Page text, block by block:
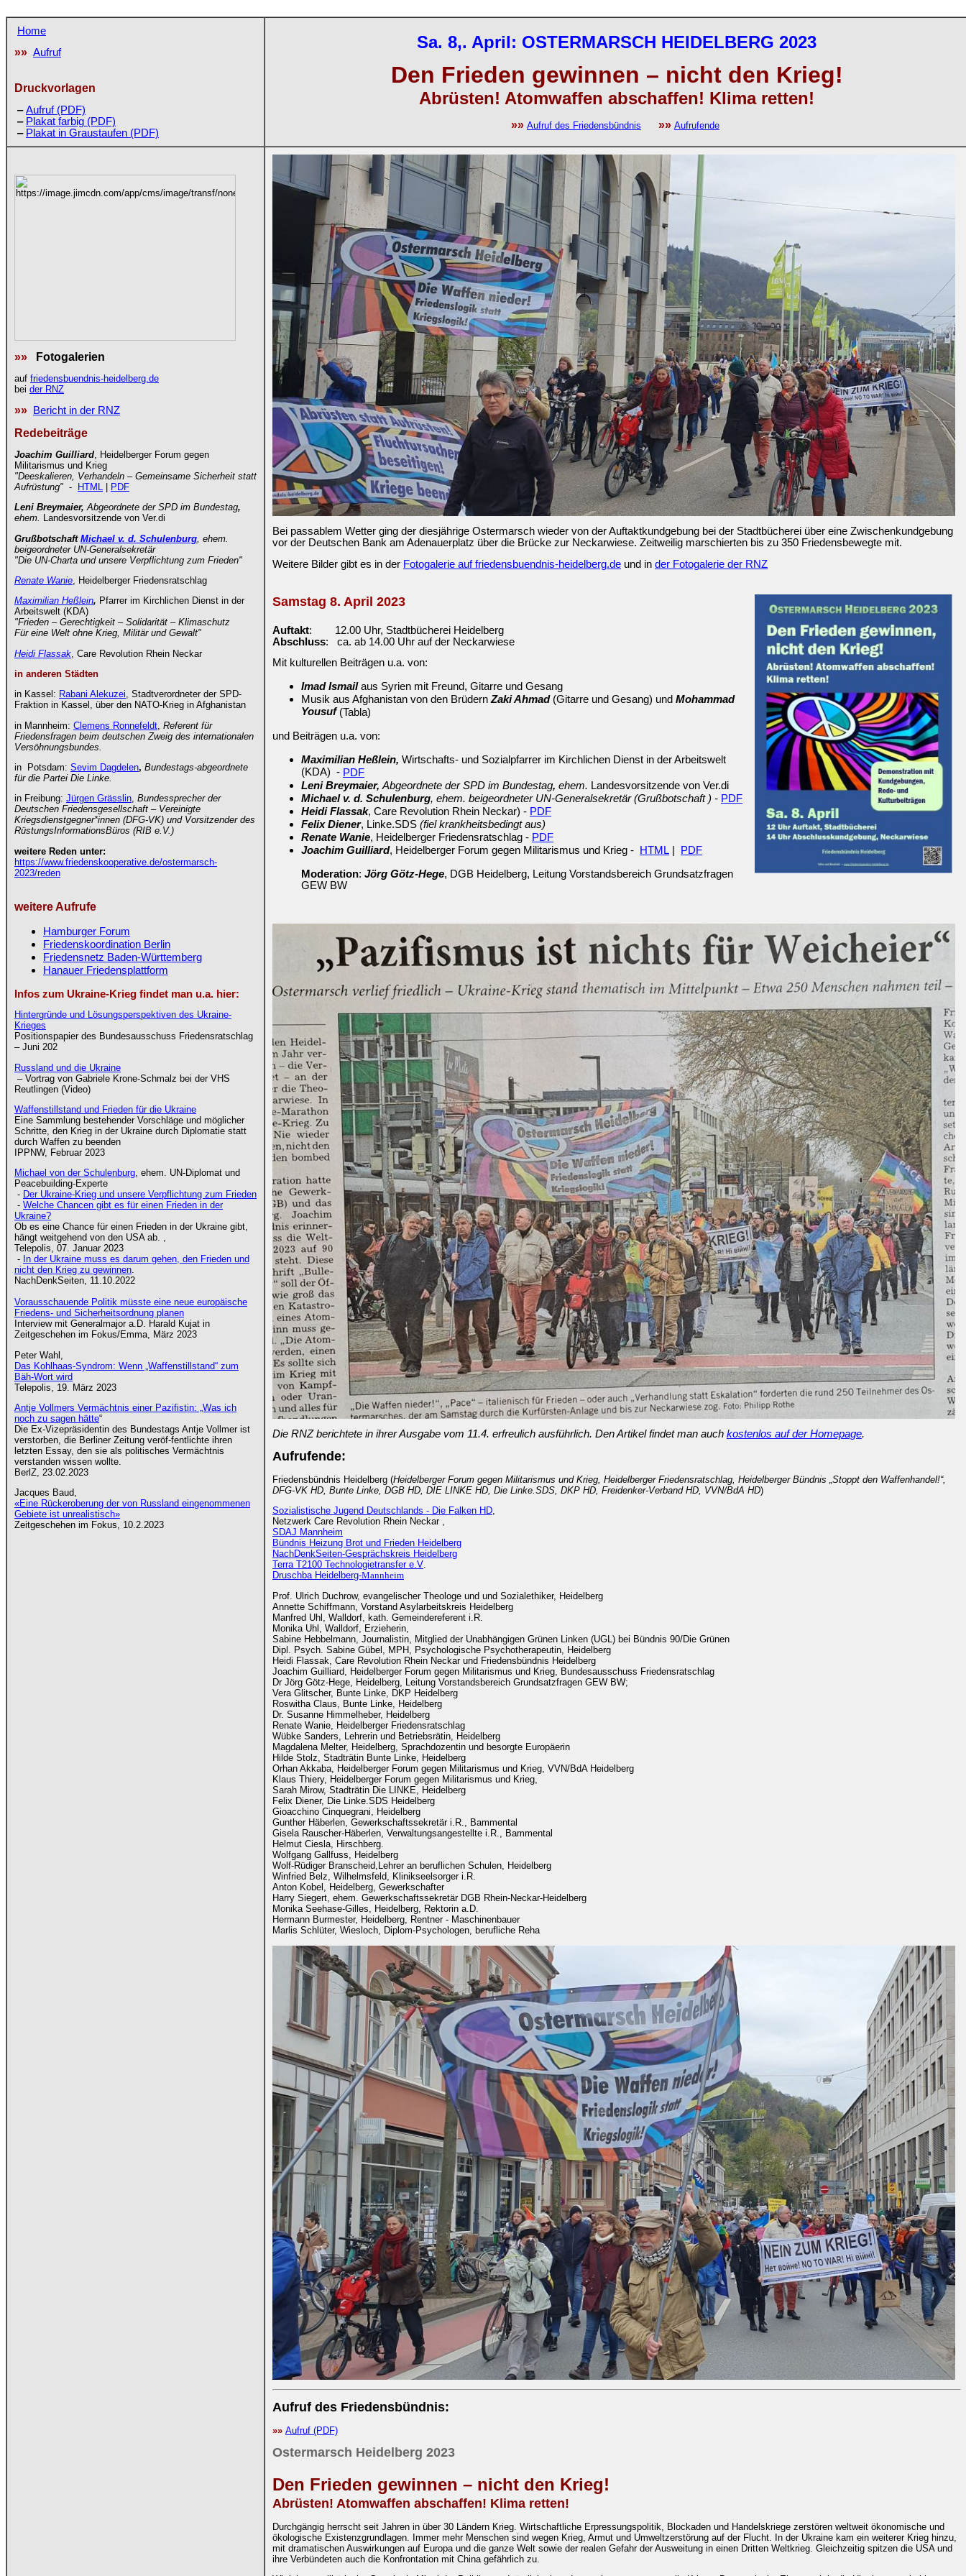
Home
»» Aufruf
Druckvorlagen
‒Aufruf (PDF)
‒ Plakat farbig (PDF)
‒ Plakat in Graustaufen (PDF)
Sa. 8,. April: OSTERMARSCH HEIDELBERG 2023
Den Frieden gewinnen – nicht den Krieg!
Abrüsten! Atomwaffen abschaffen! Klima retten!
»» Aufruf des Friedensbündnis »» Aufrufende
»» Fotogalerien
auf friedensbuendnis-heidelberg.de
bei der RNZ
»» Bericht in der RNZ
Redebeiträge
Joachim Guilliard , Heidelberger Forum gegen
Militarismus und Krieg
"Deeskalieren, Verhandeln ‒ Gemeinsame Sicherheit statt
Aufrüstung" - HTML
PDF
Leni Breymaier,Abgeordnete der SPD im Bundestag,
ehem. Landesvorsitzende von Ver.di
Grußbotschaft Michael v. d. Schulenburg , ehem.
beigeordneter UN-Generalsekretär
"Die UN-Charta und unsere Verpflichtung zum Frieden"
Renate Wanie , Heidelberger Friedensratschlag
Maximilian Heßlein, Pfarrer im Kirchlichen Dienst in der
Arbeitswelt (KDA)
"Frieden – Gerechtigkeit – Solidarität – Klimaschutz
Für eine Welt ohne Krieg, Militär und Gewalt"
Heidi Flassak , Care Revolution Rhein Neckar
in anderen Städten
in Kassel: Rabani Alekuzei, Stadtverordneter der SPD-
Fraktion in Kassel, über den NATO-Krieg in Afghanistan
in Mannheim: Clemens Ronnefeldt Referent für
Friedensfragen beim deutschen Zweig des internationalen
Versöhnungsbundes.
in Potsdam: Sevim Dagdelen, Bundestags-abgeordnete
für die Partei Die Linke.
in Freibung: Jürgen Grässlin, Bundessprecher der
Deutschen Friedensgesellschaft – Vereinigte
Kriegsdienstgegner*innen (DFG-VK) und Vorsitzender des
RüstungsInformationsBüros (RIB e.V.)
weitere Reden unter:
https://www.friedenskooperative.de/ostermarsch-
2023/reden
weitere Aufrufe
Hamburger Forum
Friedenskoordination Berlin
Friedensnetz Baden-Württemberg
Hanauer Friedensplattform
Infos zum Ukraine-Krieg findet man u.a. hier:
Hintergründe und Lösungsperspektiven des Ukraine-
Krieges
Positionspapier des Bundesausschuss Friedensratschlag
– Juni 202
Russland und die Ukraine
‒ Vortrag von Gabriele Krone-Schmalz bei der VHS
Reutlingen (Video)
Waffenstillstand und Frieden für die Ukraine
Eine Sammlung bestehender Vorschläge und möglicher
Schritte, den Krieg in der Ukraine durch Diplomatie statt
durch Waffen zu beenden
IPPNW, Februar 2023
Michael von der Schulenburg, ehem. UN-Diplomat und
Peacebuilding-Experte
- Der Ukraine-Krieg und unsere Verpflichtung zum Frieden
- Welche Chancen gibt es für einen Frieden in der
Ukraine?
Ob es eine Chance für einen Frieden in der Ukraine gibt,
hängt weitgehend von den USA ab. ,
Telepolis, 07. Januar 2023
- In der Ukraine muss es darum gehen, den Frieden und
nicht den Krieg zu gewinnen.
NachDenkSeiten, 11.10.2022
Vorausschauende Politik müsste eine neue europäische
Friedens- und Sicherheitsordnung planen
Interview mit Generalmajor a.D. Harald Kujat in
Zeitgeschehen im Fokus/Emma, März 2023
Peter Wahl,
Das Kohlhaas-Syndrom: Wenn „Waffenstillstand“ zum
Bäh-Wort wird
Telepolis, 19. März 2023
Antje Vollmers Vermächtnis einer Pazifistin: „Was ich
noch zu sagen hätte“
Die Ex-Vizepräsidentin des Bundestags Antje Vollmer ist
verstorben, die Berliner Zeitung veröf-fentlichte ihren
letzten Essay, den sie als politisches Vermächtnis
verstanden wissen wollte.
BerlZ, 23.02.2023
Jacques Baud,
«Eine Rückeroberung der von Russland eingenommenen
Gebiete ist unrealistisch»
Zeitgeschehen im Fokus, 10.2.2023
Bei passablem Wetter ging der diesjährige Ostermarsch wieder von der Auftaktkundgebung bei der Stadtbücherei über eine Zwischenkundgebung
vor der Deutschen Bank am Adenauerplatz über die Brücke zur Neckarwiese. Zeitweilig marschierten bis zu 350 Friedensbewegte mit.
Weitere Bilder gibt es in der Fotogalerie auf friedensbuendnis-heidelberg.de und in der Fotogalerie der RNZ
Samstag 8. April 2023
Auftakt: 12.00 Uhr, Stadtbücherei Heidelberg
Abschluss: ca. ab 14.00 Uhr auf der Neckarwiese
Mit kulturellen Beiträgen u.a. von:
Imad Ismailaus Syrien mit Freund, Gitarre und Gesang
Musik aus Afghanistan von den BrüdernZaki Ahmad(Gitarre und Gesang) und Mohammad
Yousuf(Tabla)
und Beiträgen u.a. von:
Maximilian Heßlein, Wirtschafts- und Sozialpfarrer im Kirchlichen Dienst in der Arbeitswelt
(KDA) - PDF
Leni Breymaier,Abgeordnete der SPD im Bundestag, ehem. Landesvorsitzende von Ver.di
Michael v. d. Schulenburg, ehem. beigeordneter UN-Generalsekretär (Grußbotschaft ) - PDF
Heidi Flassak, Care Revolution Rhein Neckar) - PDF
Felix Diener, Linke.SDS (fiel krankheitsbedingt aus)
Renate Wanie, Heidelberger Friedensratschlag - PDF
Joachim Guilliard, Heidelberger Forum gegen Militarismus und Krieg - HTML PDF
Moderation: Jörg Götz-Hege, DGB Heidelberg, Leitung Vorstandsbereich Grundsatzfragen
GEW BW
Die RNZ berichtete in ihrer Ausgabe vom 11.4. erfreulich ausführlich. Den Artikel findet man auch kostenlos auf der Homepage.
Aufrufende:
Friedensbündnis Heidelberg (Heidelberger Forum gegen Militarismus und Krieg, Heidelberger Friedensratschlag, Heidelberger Bündnis „Stoppt den Waffenhandel!“,
DFG-VK HD, Bunte Linke, DGB HD, DIE LINKE HD, Die Linke.SDS, DKP HD, Freidenker-Verband HD, VVN/BdA HD)
Sozialistische Jugend Deutschlands - Die Falken HD
Netzwerk Care Revolution Rhein Neckar ,
SDAJ Mannheim
Bündnis Heizung Brot und Frieden Heidelberg
NachDenkSeiten-Gesprächskreis Heidelberg
Terra T2100 Technologietransfer e.V
Druschba Heidelberg-Mannheim
Prof. Ulrich Duchrow, evangelischer Theologe und und Sozialethiker, Heidelberg
Annette Schiffmann, Vorstand Asylarbeitskreis Heidelberg
Manfred Uhl, Walldorf, kath. Gemeindereferent i.R.
Monika Uhl, Walldorf, Erzieherin,
Sabine Hebbelmann, Journalistin, Mitglied der Unabhängigen Grünen Linken (UGL) bei Bündnis 90/Die Grünen
Dipl. Psych. Sabine Gübel, MPH, Psychologische Psychotherapeutin, Heidelberg
Heidi Flassak, Care Revolution Rhein Neckar und Friedensbündnis Heidelberg
Joachim Guilliard, Heidelberger Forum gegen Militarismus und Krieg, Bundesausschuss Friedensratschlag
Dr Jörg Götz-Hege, Heidelberg, Leitung Vorstandsbereich Grundsatzfragen GEW BW;
Vera Glitscher, Bunte Linke, DKP Heidelberg
Roswitha Claus, Bunte Linke, Heidelberg
Dr. Susanne Himmelheber, Heidelberg
Renate Wanie, Heidelberger Friedensratschlag
Wübke Sanders, Lehrerin und Betriebsrätin, Heidelberg
Magdalena Melter, Heidelberg, Sprachdozentin und besorgte Europäerin
Hilde Stolz, Stadträtin Bunte Linke, Heidelberg
Orhan Akkaba, Heidelberger Forum gegen Militarismus und Krieg, VVN/BdA Heidelberg
Klaus Thiery, Heidelberger Forum gegen Militarismus und Krieg,
Sarah Mirow, Stadträtin Die LINKE, Heidelberg
Felix Diener, Die Linke.SDS Heidelberg
Gioacchino Cinquegrani, Heidelberg
Gunther Häberlen, Gewerkschaftssekretär i.R., Bammental
Gisela Rauscher-Häberlen, Verwaltungsangestellte i.R., Bammental
Helmut Ciesla, Hirschberg.
Wolfgang Gallfuss, Heidelberg
Wolf-Rüdiger Branscheid,Lehrer an beruflichen Schulen, Heidelberg
Winfried Belz, Wilhelmsfeld, Klinikseelsorger i.R.
Anton Kobel, Heidelberg, Gewerkschafter
Harry Siegert, ehem. Gewerkschaftssekretär DGB Rhein-Neckar-Heidelberg
Monika Seehase-Gilles, Heidelberg, Rektorin a.D.
Hermann Burmester, Heidelberg, Rentner - Maschinenbauer
Marlis Schlüter, Wiesloch, Diplom-Psychologen, berufliche Reha
Aufruf des Friedensbündnis:
»» Aufruf (PDF)
Ostermarsch Heidelberg 2023
Den Frieden gewinnen – nicht den Krieg!
Abrüsten! Atomwaffen abschaffen! Klima retten!
Durchgängig herrscht seit Jahren in über 30 Ländern Krieg. Wirtschaftliche Erpressungspolitik, Blockaden und Handelskriege zerstören weltweit ökonomische und
ökologische Existenzgrundlagen. Immer mehr Menschen sind wegen Krieg, Armut und Umweltzerstörung auf der Flucht. In der Ukraine kam ein weiterer Krieg hinzu,
mit dramatischen Auswirkungen auf Europa und die ganze Welt sowie der realen Gefahr der Ausweitung in einen Dritten Weltkrieg. Gleichzeitig spitzen die USA und
ihre Verbündeten auch die Konfrontation mit China gefährlich zu.